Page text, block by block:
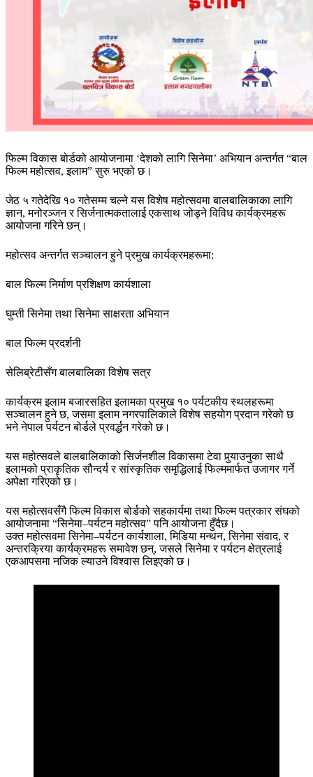
फिल्म विकास बोर्डको आयोजनामा ‘देशको लागि सिनेमा’ अभियान अन्तर्गत “बाल
फिल्म महोत्सव, इलाम” सुरु भएको छ।
जेठ ५ गतेदेखि १० गतेसम्म चल्ने यस विशेष महोत्सवमा बालबालिकाका लागि
ज्ञान, मनोरञ्जन र सिर्जनात्मकतालाई एकसाथ जोड्ने विविध कार्यक्रमहरू
आयोजना गरिने छन्।
महोत्सव अन्तर्गत सञ्चालन हुने प्रमुख कार्यक्रमहरूमा:
बाल फिल्म निर्माण प्रशिक्षण कार्यशाला
घुम्ती सिनेमा तथा सिनेमा साक्षरता अभियान
बाल फिल्म प्रदर्शनी
सेलिब्रेटीसँग बालबालिका विशेष सत्र
कार्यक्रम इलाम बजारसहित इलामका प्रमुख १० पर्यटकीय स्थलहरूमा
सञ्चालन हुने छ, जसमा इलाम नगरपालिकाले विशेष सहयोग प्रदान गरेको छ
भने नेपाल पर्यटन बोर्डले प्रवर्द्धन गरेको छ।
यस महोत्सवले बालबालिकाको सिर्जनशील विकासमा टेवा पुर्‍याउनुका साथै
इलामको प्राकृतिक सौन्दर्य र सांस्कृतिक समृद्धिलाई फिल्ममार्फत उजागर गर्ने
अपेक्षा गरिएको छ।
यस महोत्सवसँगै फिल्म विकास बोर्डको सहकार्यमा तथा फिल्म पत्रकार संघको
आयोजनामा “सिनेमा–पर्यटन महोत्सव” पनि आयोजना हुँदैछ।
उक्त महोत्सवमा सिनेमा–पर्यटन कार्यशाला, मिडिया मन्थन, सिनेमा संवाद, र
अन्तरक्रिया कार्यक्रमहरू समावेश छन्, जसले सिनेमा र पर्यटन क्षेत्रलाई
एकआपसमा नजिक ल्याउने विश्वास लिइएको छ।